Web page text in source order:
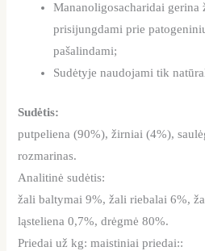
Mananoligosacharidai gerina
prisijungdami prie
pašalindami;
Sudėtyje naudojami tik
Sudėtis:
putpeliena (90%), žirniai (4%),
rozmarinas.
Analitinė sudėtis:
žali baltymai 9%, žali riebalai 6%,
ląsteliena 0,7%, drėgmė 80%.
Priedai už kg: maistiniai priedai::